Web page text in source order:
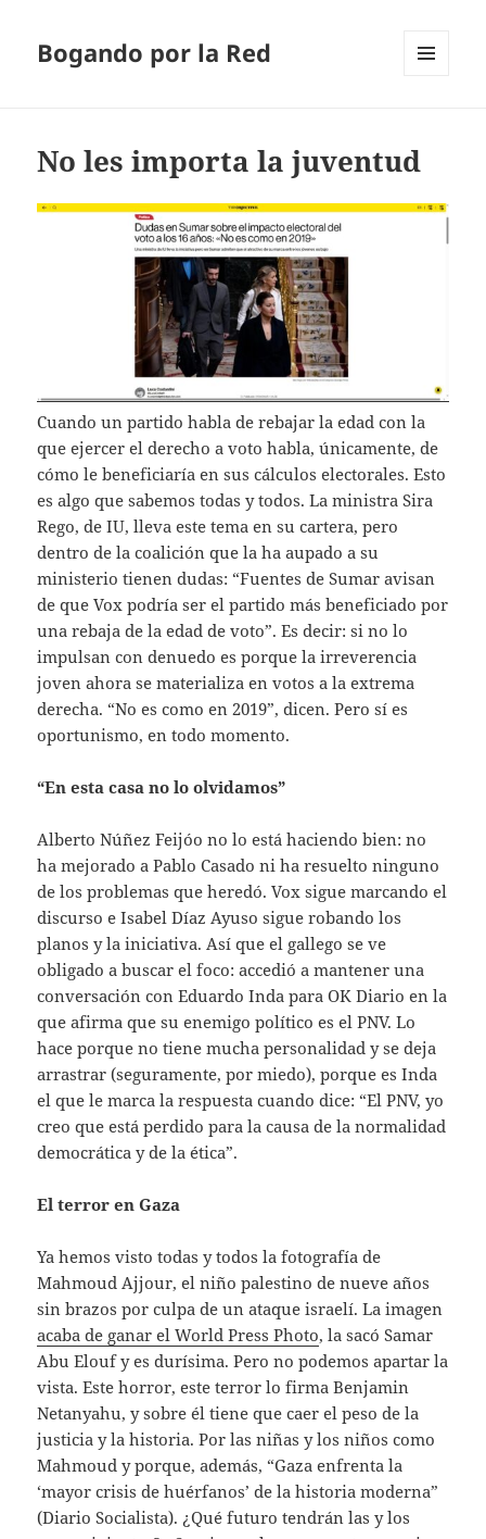
Bogando por la Red
No les importa la juventud
Cuando un partido habla de rebajar la edad con la
que ejercer el derecho a voto habla, únicamente, de
cómo le beneficiaría en sus cálculos electorales. Esto
es algo que sabemos todas y todos. La ministra Sira
Rego, de IU, lleva este tema en su cartera, pero
dentro de la coalición que la ha aupado a su
ministerio tienen dudas: “Fuentes de Sumar avisan
de que Vox podría ser el partido más beneficiado por
una rebaja de la edad de voto”. Es decir: si no lo
impulsan con denuedo es porque la irreverencia
joven ahora se materializa en votos a la extrema
derecha. “No es como en 2019”, dicen. Pero sí es
oportunismo, en todo momento.
“En esta casa no lo olvidamos”
Alberto Núñez Feijóo no lo está haciendo bien: no
ha mejorado a Pablo Casado ni ha resuelto ninguno
de los problemas que heredó. Vox sigue marcando el
discurso e Isabel Díaz Ayuso sigue robando los
planos y la iniciativa. Así que el gallego se ve
obligado a buscar el foco: accedió a mantener una
conversación con Eduardo Inda para OK Diario en la
que afirma que su enemigo político es el PNV. Lo
hace porque no tiene mucha personalidad y se deja
arrastrar (seguramente, por miedo), porque es Inda
el que le marca la respuesta cuando dice: “El PNV, yo
creo que está perdido para la causa de la normalidad
democrática y de la ética”.
El terror en Gaza
Ya hemos visto todas y todos la fotografía de
Mahmoud Ajjour, el niño palestino de nueve años
sin brazos por culpa de un ataque israelí. La imagen
acaba de ganar el World Press Photo, la sacó Samar
Abu Elouf y es durísima. Pero no podemos apartar la
vista. Este horror, este terror lo firma Benjamin
Netanyahu, y sobre él tiene que caer el peso de la
justicia y la historia. Por las niñas y los niños como
Mahmoud y porque, además, “Gaza enfrenta la
‘mayor crisis de huérfanos’ de la historia moderna”
(Diario Socialista). ¿Qué futuro tendrán las y los